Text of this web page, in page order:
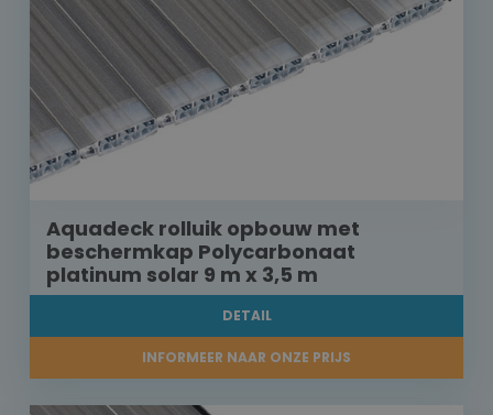
Aquadeck rolluik opbouw met
beschermkap Polycarbonaat
platinum solar 9 m x 3,5 m
DETAIL
INFORMEER NAAR ONZE PRIJS